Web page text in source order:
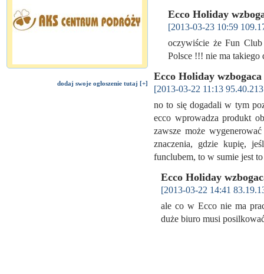
dodaj swoje ogłoszenie tutaj [+]
Ecco Holiday
[2013-03-23 10:59
oczywiście że Fun
Polsce !!! nie ma
Ecco Holiday
[2013-03-22 11:13
no to się dogadali w tym
ecco wprowadza produkt
zawsze może
znaczenia, gdzie kupię,
funclubem, to w sumie jest
Ecco Holiday
[2013-03-22 14:41
ale co w Ecco nie ma
duże biuro musi